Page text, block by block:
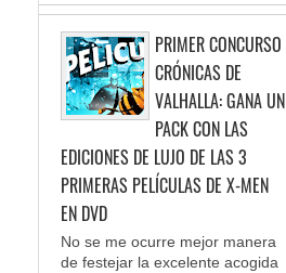
PRIMER CONCURSO
CRÓNICAS DE
VALHALLA: GANA UN
PACK CON LAS
EDICIONES DE LUJO DE LAS 3
PRIMERAS PELÍCULAS DE X-MEN
EN DVD
No se me ocurre mejor manera
de festejar la excelente acogida